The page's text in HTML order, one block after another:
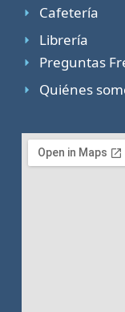
Cafetería
Librería
Preguntas
Quiénes